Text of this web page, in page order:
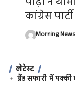
कांग्रेस
Morning
लेटेस्ट
ग्रैंड सफारी में